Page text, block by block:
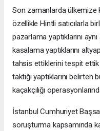
Son zamanlarda ülkemize
özellikle Hintli satıcılarla
pazarlama yaptıklarını
kasalama yaptıklarını
tahsis ettiklerini tespit ettik
taktiği yaptıklarını belirten
kaçakçılığı
İstanbul Cumhuriyet
soruşturma kapsamında